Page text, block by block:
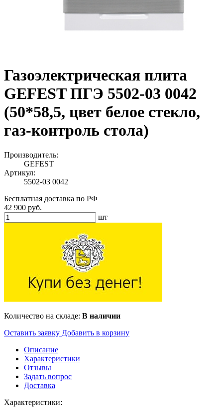
Газоэлектрическая плита
GEFEST ПГЭ 5502-03 0042
(50*58,5, цвет белое стекло,
газ-контроль стола)
Производитель:
GEFEST
Артикул:
5502-03 0042
Бесплатная доставка по РФ
42 900 руб.
шт
Количество на складе: В наличии
Оставить заявку Добавить в корзину
Описание
Характеристики
Отзывы
Задать вопрос
Доставка
Характеристики: